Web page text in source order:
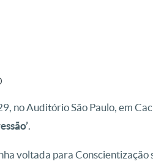
no Auditório São Paulo, em
.
voltada para